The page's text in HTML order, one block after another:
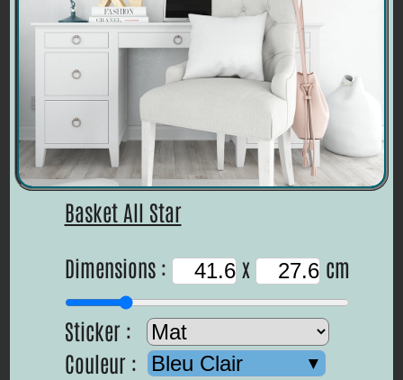
Basket All Star
Dimensions :
x cm
Sticker :
Couleur :
Bleu Clair